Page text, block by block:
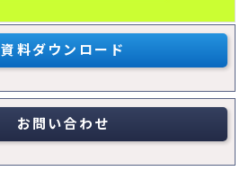
資料ダウンロード
お問い合わせ